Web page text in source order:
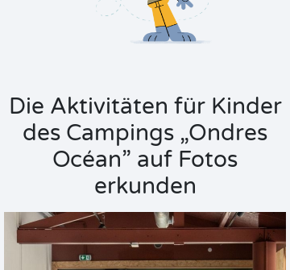
Die Aktivitäten für Kinder
des Campings „Ondres
Océan” auf Fotos
erkunden